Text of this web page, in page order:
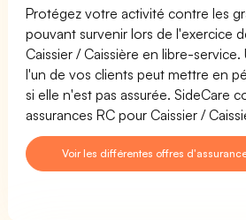
Protégez votre activité contre les
pouvant survenir lors de l'exercice
Caissier / Caissière en libre-
l'un de vos clients peut mettre en
si elle n'est pas assurée. SideCare
assurances RC pour Caissier /
Voir les différentes offres